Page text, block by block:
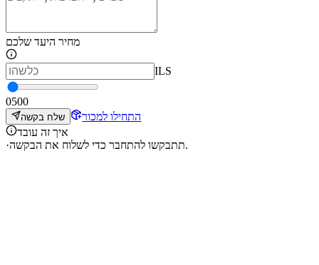
מחיר היעד שלכם
ILS
0500
שלח בקשה
התחילו למכור
איך זה עובד
·
תתבקשו להתחבר כדי לשלוח את הבקשה.